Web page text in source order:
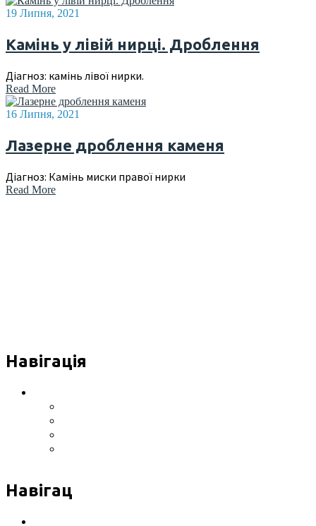
19 Липня, 2021
Камінь у лівій нирці. Дроблення
Діагноз: камінь лівої нирки.
Read More
16 Липня, 2021
Лазерне дроблення каменя
Діагноз: Камінь миски правої нирки
Read More
Навігація
Навігац